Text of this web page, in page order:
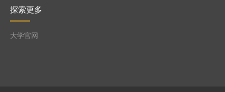
探索更多
大学官网